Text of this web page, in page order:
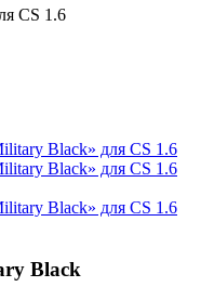
CS 1.6
Black